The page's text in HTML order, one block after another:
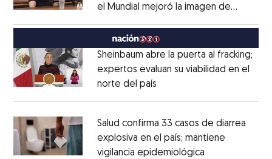
el Mundial mejoró la imagen de
MéxicoOpens in new window
Sheinbaum abre la puerta al fracking;
expertos evaluan su viabilidad en el
norte del país
Salud confirma 33 casos de diarrea
explosiva en el país; mantiene
vigilancia epidemiológica